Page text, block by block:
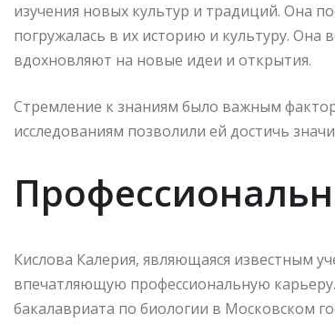
изучения новых культур и традиций. Она
погружалась в их историю и культуру.
вдохновляют на новые идеи и открытия.
Стремление к знаниям было важным
исследованиям позволили ей достичь
Кислова Калерия, являющаяся известным
впечатляющую профессиональную
бакалавриата по биологии в Московском